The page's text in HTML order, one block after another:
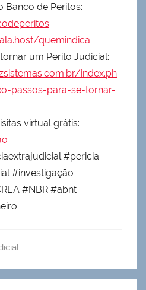
Banco de Peritos:
quemindica
um Perito Judicial:
index.ph
passos-para-se-tornar-
virtual grátis:
#pericia
#investigação
#NBR #abnt